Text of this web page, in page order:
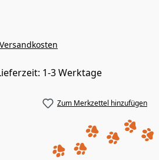
1-3 Werktage
Zum Merkzettel hinzufügen